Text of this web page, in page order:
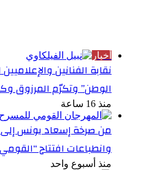
أخبار
نقابة الفنانين
الوطن” وتكرّم المرزوق
منذ 16 ساعة
من صرخة إسعاد يونس
وانطباعات افتتاح “القومي
منذ أسبوع واحد